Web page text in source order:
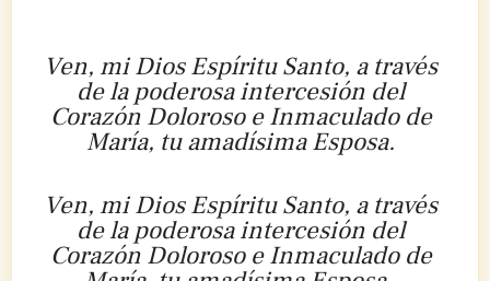
Ven, mi Dios Espíritu Santo, a través
de la poderosa intercesión del
Corazón Doloroso e Inmaculado de
María, tu amadísima Esposa.
Ven, mi Dios Espíritu Santo, a través
de la poderosa intercesión del
Corazón Doloroso e Inmaculado de